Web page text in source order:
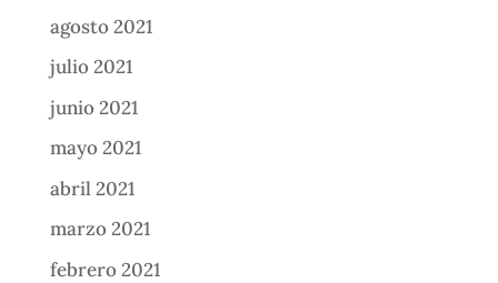
agosto 2021
julio 2021
junio 2021
mayo 2021
abril 2021
marzo 2021
febrero 2021